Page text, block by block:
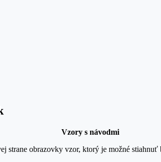
Vzory s návodmi
strane obrazovky vzor, ktorý je možné stiahnuť